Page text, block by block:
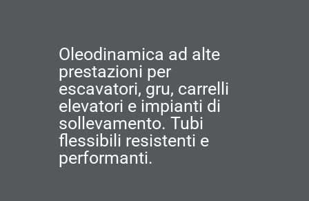
Oleodinamica ad alte
prestazioni per
escavatori, gru, carrelli
elevatori e impianti di
sollevamento. Tubi
flessibili resistenti e
performanti.